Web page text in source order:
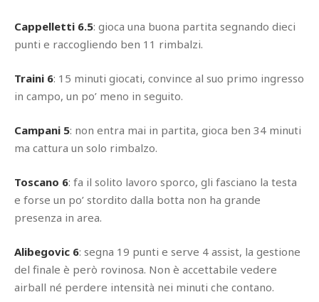
Cappelletti 6.5: gioca una buona partita segnando dieci
punti e raccogliendo ben 11 rimbalzi.
Traini 6: 15 minuti giocati, convince al suo primo ingresso
in campo, un po’ meno in seguito.
Campani 5: non entra mai in partita, gioca ben 34 minuti
ma cattura un solo rimbalzo.
Toscano 6: fa il solito lavoro sporco, gli fasciano la testa
e forse un po’ stordito dalla botta non ha grande
presenza in area.
Alibegovic 6: segna 19 punti e serve 4 assist, la gestione
del finale è però rovinosa. Non è accettabile vedere
airball né perdere intensità nei minuti che contano.